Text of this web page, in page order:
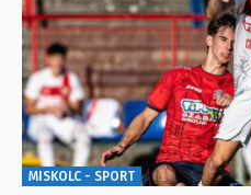
MISKOLC - SPORT